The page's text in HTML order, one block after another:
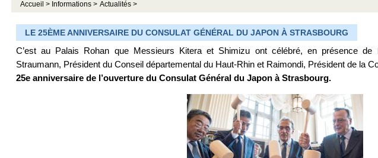
Accueil > Informations > Actualités >
LE 25ÈME ANNIVERSAIRE DU CONSULAT GÉNÉRAL DU JAPON À STRASBOURG
C’est au Palais Rohan que Messieurs Kitera et Shimizu ont célébré, en présence de
Straumann, Président du Conseil départemental du Haut-Rhin et Raimondi, Président de la
25e anniversaire de l’ouverture du Consulat Général du Japon à Strasbourg.